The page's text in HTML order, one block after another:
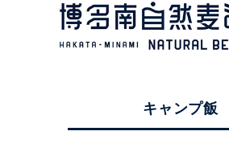
キャンプ飯